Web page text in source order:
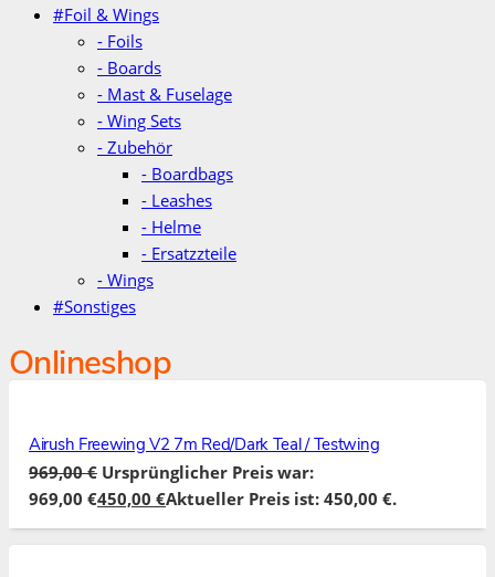
#Foil & Wings
- Foils
- Boards
- Mast & Fuselage
- Wing Sets
- Zubehör
- Boardbags
- Leashes
- Helme
- Ersatzzteile
- Wings
#Sonstiges
Onlineshop
Airush Freewing V2 7m Red/Dark Teal / Testwing
969,00€ Ursprünglicher Preis war:
969,00 €450,00 €Aktueller Preis ist: 450,00 €.